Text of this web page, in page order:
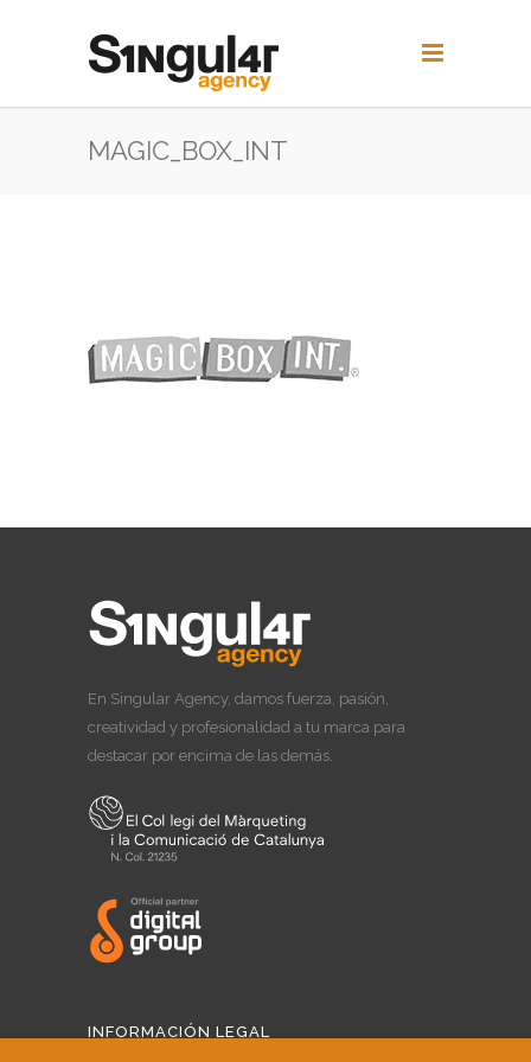
MAGIC_BOX_INT
En Singular Agency, damos fuerza, pasión,
creatividad y profesionalidad a tu marca para
destacar por encima de las demás.
INFORMACIÓN LEGAL